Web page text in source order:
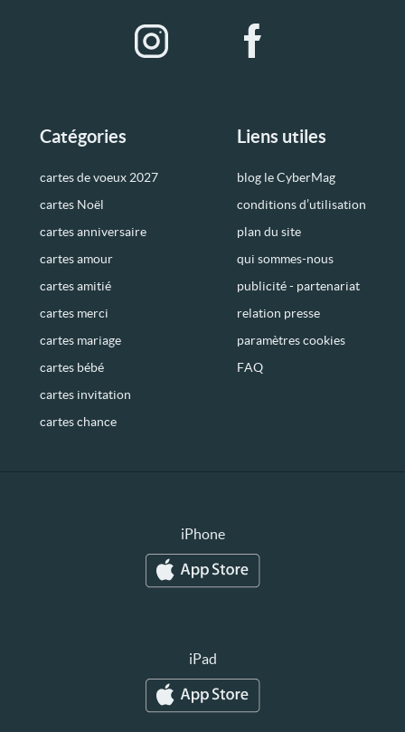
Catégories
cartes de voeux 2027
cartes Noël
cartes anniversaire
cartes amour
cartes amitié
cartes merci
cartes mariage
cartes bébé
cartes invitation
cartes chance
Liens utiles
blog le CyberMag
conditions d’utilisation
plan du site
qui sommes-nous
publicité - partenariat
relation presse
paramètres cookies
FAQ
iPhone
iPad